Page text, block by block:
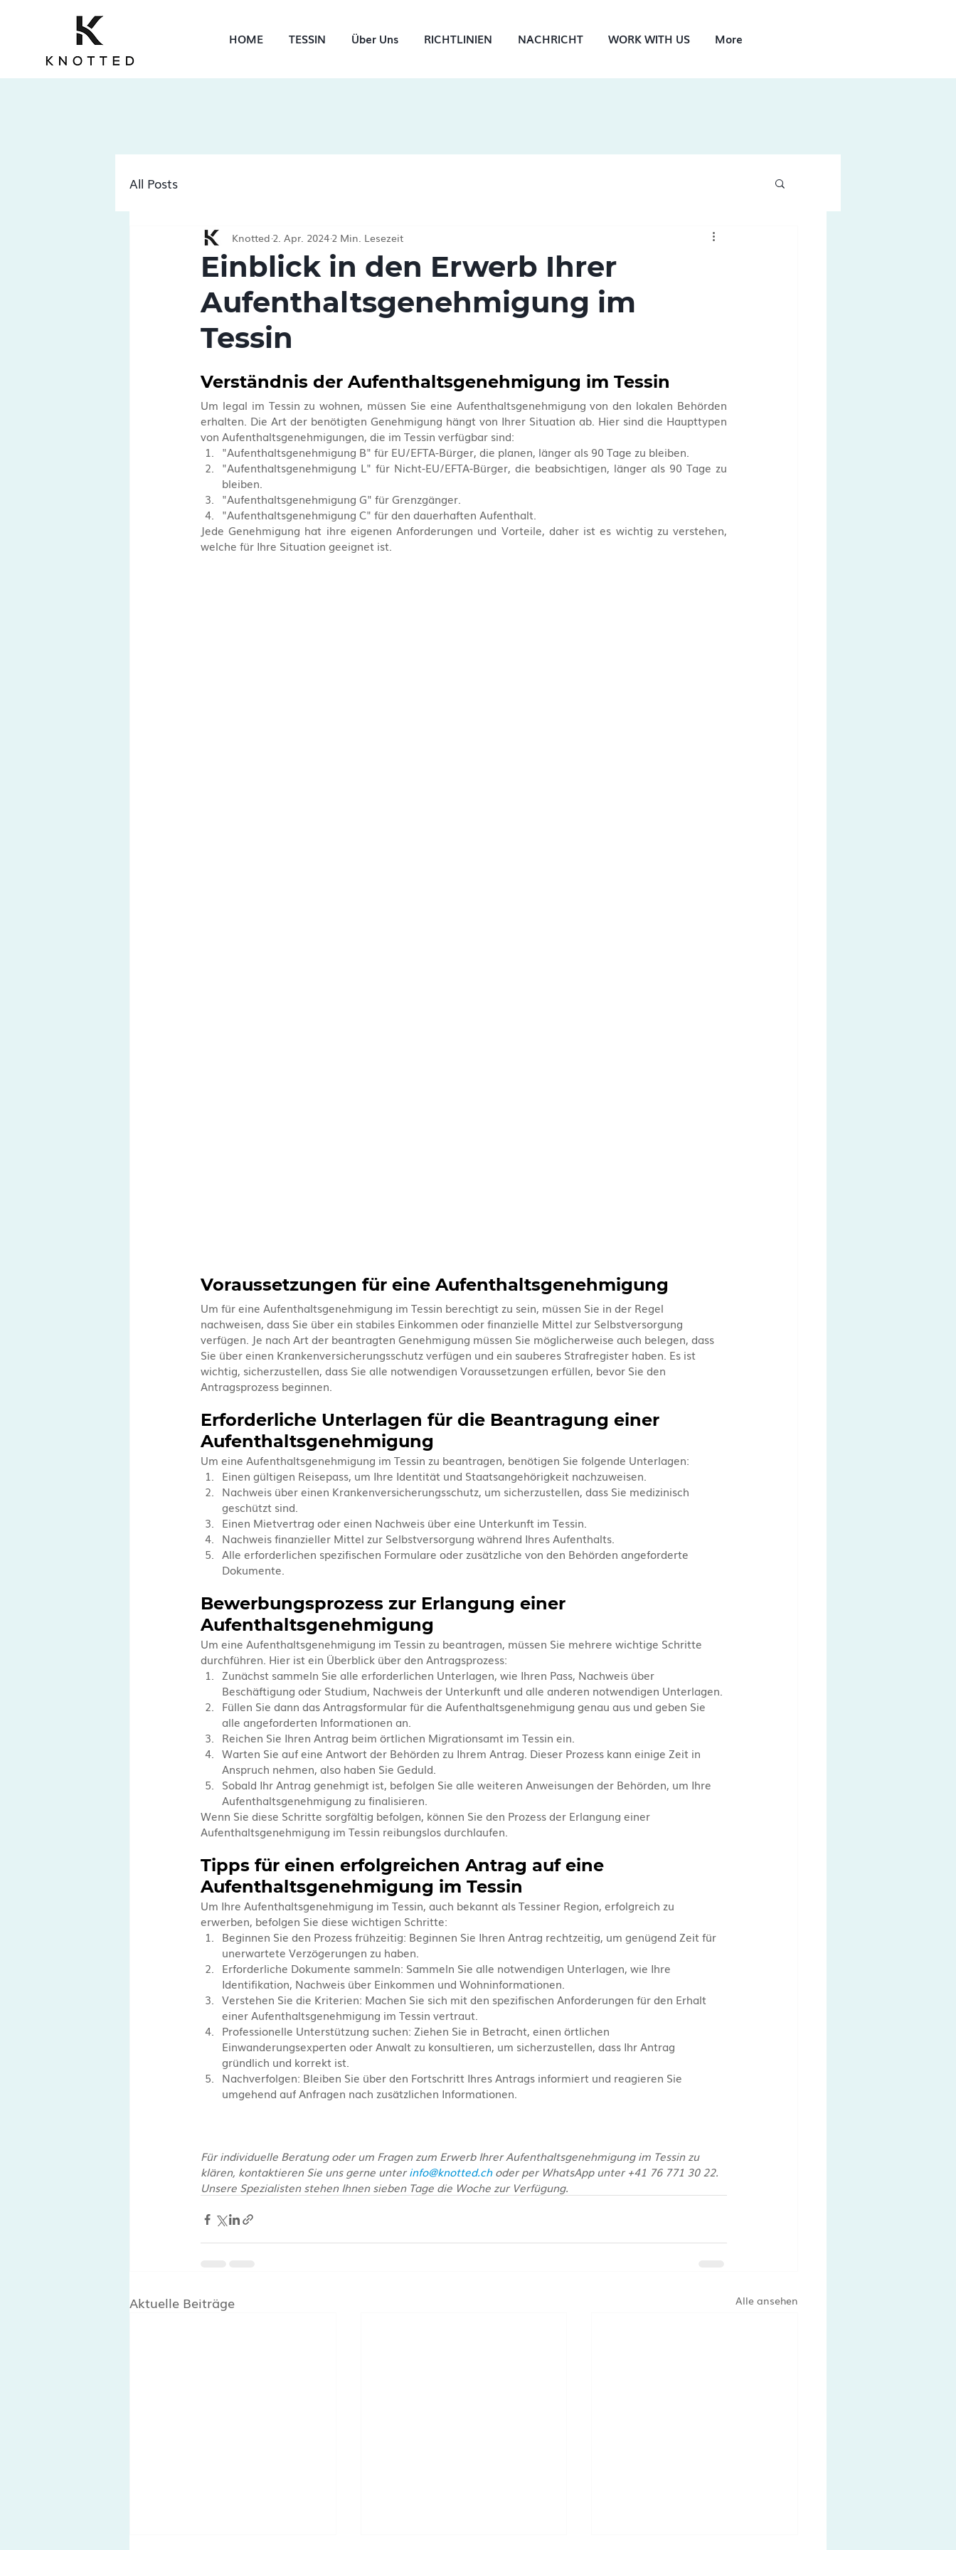
HOME TESSIN Über Uns RICHTLINIEN NACHRICHT WORK WITH US More
All Posts
Einblick in den Erwerb Ihrer
Aufenthaltsgenehmigung im
Tessin
Knotted 2. Apr. 20242 Min. Lesezeit
Verständnis der Aufenthaltsgenehmigung im Tessin
Um legal im Tessin zu wohnen, müssen Sie eine Aufenthaltsgenehmigung von den lokalen Behörden
erhalten. Die Art der benötigten Genehmigung hängt von Ihrer Situation ab. Hier sind die Haupttypen
von Aufenthaltsgenehmigungen, die im Tessin verfügbar sind:
"Aufenthaltsgenehmigung B" für EU/EFTA-Bürger, die planen, länger als 90 Tage zu bleiben.
"Aufenthaltsgenehmigung L" für Nicht-EU/EFTA-Bürger, die beabsichtigen, länger als 90 Tage zu
bleiben.
"Aufenthaltsgenehmigung G" für Grenzgänger.
"Aufenthaltsgenehmigung C" für den dauerhaften Aufenthalt.
Jede Genehmigung hat ihre eigenen Anforderungen und Vorteile, daher ist es wichtig zu verstehen,
welche für Ihre Situation geeignet ist.
Voraussetzungen für eine Aufenthaltsgenehmigung
Um für eine Aufenthaltsgenehmigung im Tessin berechtigt zu sein, müssen Sie in der Regel
nachweisen, dass Sie über ein stabiles Einkommen oder finanzielle Mittel zur Selbstversorgung
verfügen. Je nach Art der beantragten Genehmigung müssen Sie möglicherweise auch belegen, dass
Sie über einen Krankenversicherungsschutz verfügen und ein sauberes Strafregister haben. Es ist
wichtig, sicherzustellen, dass Sie alle notwendigen Voraussetzungen erfüllen, bevor Sie den
Antragsprozess beginnen.
Erforderliche Unterlagen für die Beantragung einer
Aufenthaltsgenehmigung
Um eine Aufenthaltsgenehmigung im Tessin zu beantragen, benötigen Sie folgende Unterlagen:
Einen gültigen Reisepass, um Ihre Identität und Staatsangehörigkeit nachzuweisen.
Nachweis über einen Krankenversicherungsschutz, um sicherzustellen, dass Sie medizinisch
geschützt sind.
Einen Mietvertrag oder einen Nachweis über eine Unterkunft im Tessin.
Nachweis finanzieller Mittel zur Selbstversorgung während Ihres Aufenthalts.
Alle erforderlichen spezifischen Formulare oder zusätzliche von den Behörden angeforderte
Dokumente.
Bewerbungsprozess zur Erlangung einer
Aufenthaltsgenehmigung
Um eine Aufenthaltsgenehmigung im Tessin zu beantragen, müssen Sie mehrere wichtige Schritte
durchführen. Hier ist ein Überblick über den Antragsprozess:
Zunächst sammeln Sie alle erforderlichen Unterlagen, wie Ihren Pass, Nachweis über
Beschäftigung oder Studium, Nachweis der Unterkunft und alle anderen notwendigen Unterlagen.
Füllen Sie dann das Antragsformular für die Aufenthaltsgenehmigung genau aus und geben Sie
alle angeforderten Informationen an.
Reichen Sie Ihren Antrag beim örtlichen Migrationsamt im Tessin ein.
Warten Sie auf eine Antwort der Behörden zu Ihrem Antrag. Dieser Prozess kann einige Zeit in
Anspruch nehmen, also haben Sie Geduld.
Sobald Ihr Antrag genehmigt ist, befolgen Sie alle weiteren Anweisungen der Behörden, um Ihre
Aufenthaltsgenehmigung zu finalisieren.
Wenn Sie diese Schritte sorgfältig befolgen, können Sie den Prozess der Erlangung einer
Aufenthaltsgenehmigung im Tessin reibungslos durchlaufen.
Tipps für einen erfolgreichen Antrag auf eine
Aufenthaltsgenehmigung im Tessin
Um Ihre Aufenthaltsgenehmigung im Tessin, auch bekannt als Tessiner Region, erfolgreich zu
erwerben, befolgen Sie diese wichtigen Schritte:
Beginnen Sie den Prozess frühzeitig: Beginnen Sie Ihren Antrag rechtzeitig, um genügend Zeit für
unerwartete Verzögerungen zu haben.
Erforderliche Dokumente sammeln: Sammeln Sie alle notwendigen Unterlagen, wie Ihre
Identifikation, Nachweis über Einkommen und Wohninformationen.
Verstehen Sie die Kriterien: Machen Sie sich mit den spezifischen Anforderungen für den Erhalt
einer Aufenthaltsgenehmigung im Tessin vertraut.
Professionelle Unterstützung suchen: Ziehen Sie in Betracht, einen örtlichen
Einwanderungsexperten oder Anwalt zu konsultieren, um sicherzustellen, dass Ihr Antrag
gründlich und korrekt ist.
Nachverfolgen: Bleiben Sie über den Fortschritt Ihres Antrags informiert und reagieren Sie
umgehend auf Anfragen nach zusätzlichen Informationen.
Für individuelle Beratung oder um Fragen zum Erwerb Ihrer Aufenthaltsgenehmigung im Tessin zu
klären, kontaktieren Sie uns gerne unter info@knotted.ch oder per WhatsApp unter +41 76 771 30 22.
Unsere Spezialisten stehen Ihnen sieben Tage die Woche zur Verfügung.
Aktuelle Beiträge Alle ansehen